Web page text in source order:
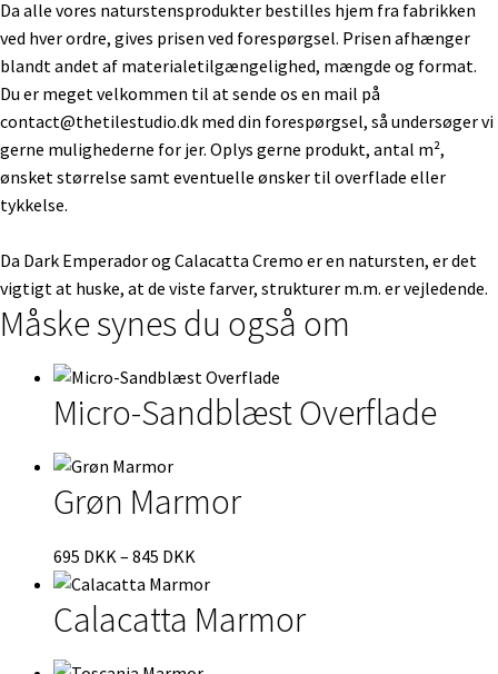
Da alle vores naturstensprodukter bestilles hjem fra fabrikken
ved hver ordre, gives prisen ved forespørgsel. Prisen afhænger
blandt andet af materialetilgængelighed, mængde og format.
Du er meget velkommen til at sende os en mail på
contact@thetilestudio.dk med din forespørgsel, så undersøger vi
gerne mulighederne for jer. Oplys gerne produkt, antal m²,
ønsket størrelse samt eventuelle ønsker til overflade eller
tykkelse.
Da Dark Emperador og Calacatta Cremo er en natursten, er det
vigtigt at huske, at de viste farver, strukturer m.m. er vejledende.
Måske synes du også om
Micro-Sandblæst Overflade
Grøn Marmor
695 DKK – 845 DKK
695 DKK
til
845 DKK
Calacatta Marmor